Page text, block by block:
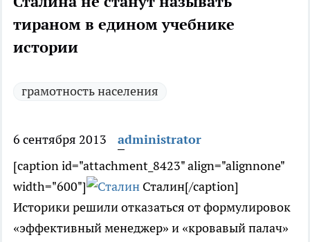
тираном в едином учебнике
истории
грамотность населения
6 сентября 2013
administrator
[caption id="attachment_8423" align="alignnone"
width="600"]
Сталин[/caption]
Историки решили отказаться от формулировок
«эффективный менеджер» и «кровавый палач»